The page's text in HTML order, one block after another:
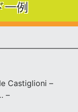
一例
Castiglioni –
–